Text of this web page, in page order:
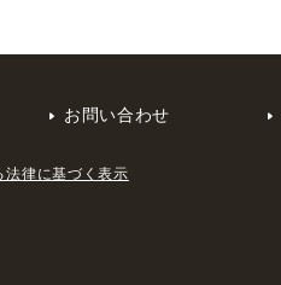
お問い合わせ
法律に基づく表示